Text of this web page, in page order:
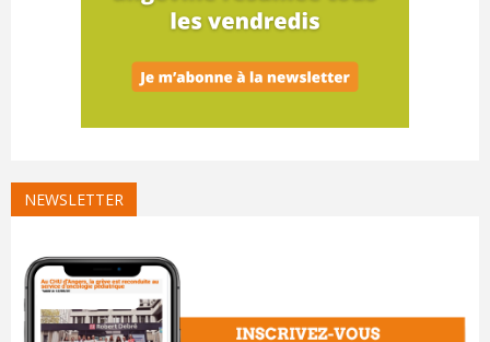
NEWSLETTER